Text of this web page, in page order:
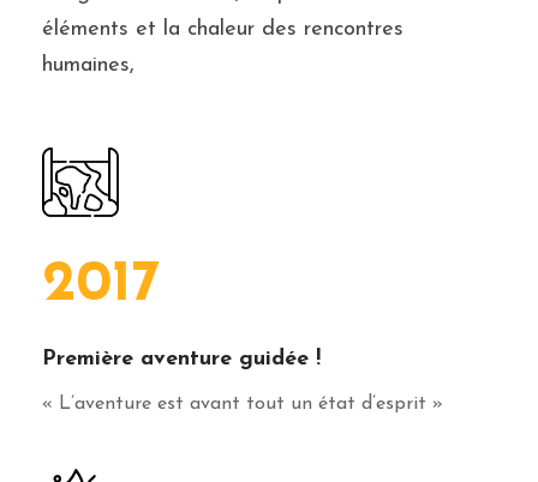
éléments et la chaleur des rencontres
humaines,
2017
Première aventure guidée !
« L’aventure est avant tout un état d’esprit »